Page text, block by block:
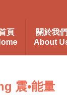
頁
關於我們
About
震•能量